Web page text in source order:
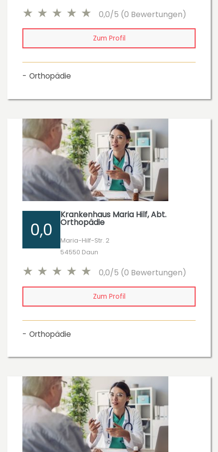
0,0/5 (0 Bewertungen)
Zum Profil
Orthopädie
0,0
Krankenhaus Maria Hilf, Abt.
Orthopädie
Maria-Hilf-Str. 2
54550 Daun
0,0/5 (0 Bewertungen)
Zum Profil
Orthopädie